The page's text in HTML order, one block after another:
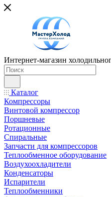
Интернет-магазин
Каталог
Компрессоры
Винтовой компрессор
Поршневые
Ротационные
Спиральные
Запчасти для компрессоров
Теплообменное оборудование
Воздухоохладители
Конденсаторы
Испарители
Теплообменники